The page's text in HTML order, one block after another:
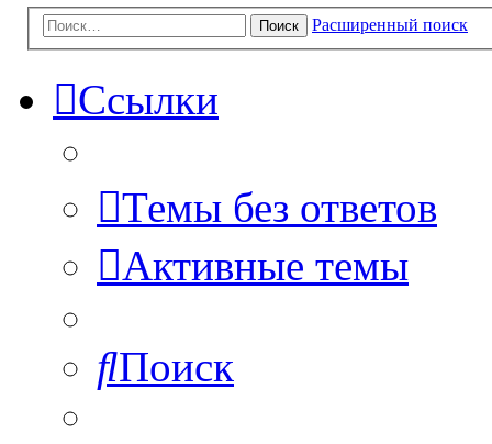
Поиск Расширенный поиск
Ссылки
Темы без ответов
Активные темы
Поиск